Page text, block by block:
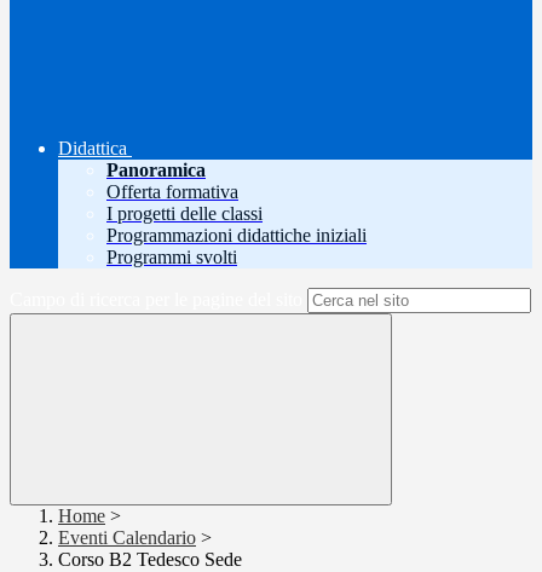
Didattica
Panoramica
Offerta formativa
I progetti delle classi
Programmazioni didattiche iniziali
Programmi svolti
Home >
Eventi Calendario >
Corso B2 Tedesco Sede